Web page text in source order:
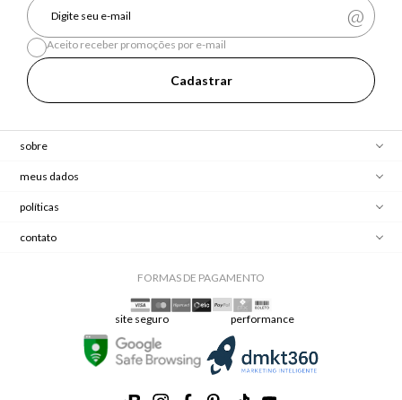
Cadastrar
Aceito receber promoções por e-mail
sobre
meus dados
políticas
contato
FORMAS DE PAGAMENTO
site seguro performance